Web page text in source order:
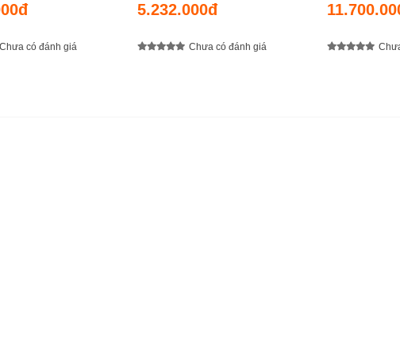
Chưa có đánh giá
5.232.000đ
Chưa có đánh giá